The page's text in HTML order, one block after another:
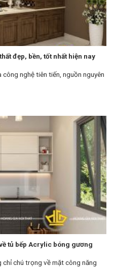
đẹp, bền, tốt nhất hiện nay
nghệ tiên tiến, nguồn nguyên
tủ bếp Acrylic bóng gương
chỉ chú trọng về mặt công năng